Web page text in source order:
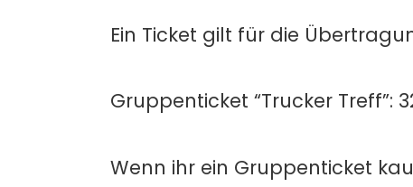
Ein Ticket gilt für die
Gruppenticket “Trucker Treff”:
Wenn ihr ein Gruppenticket